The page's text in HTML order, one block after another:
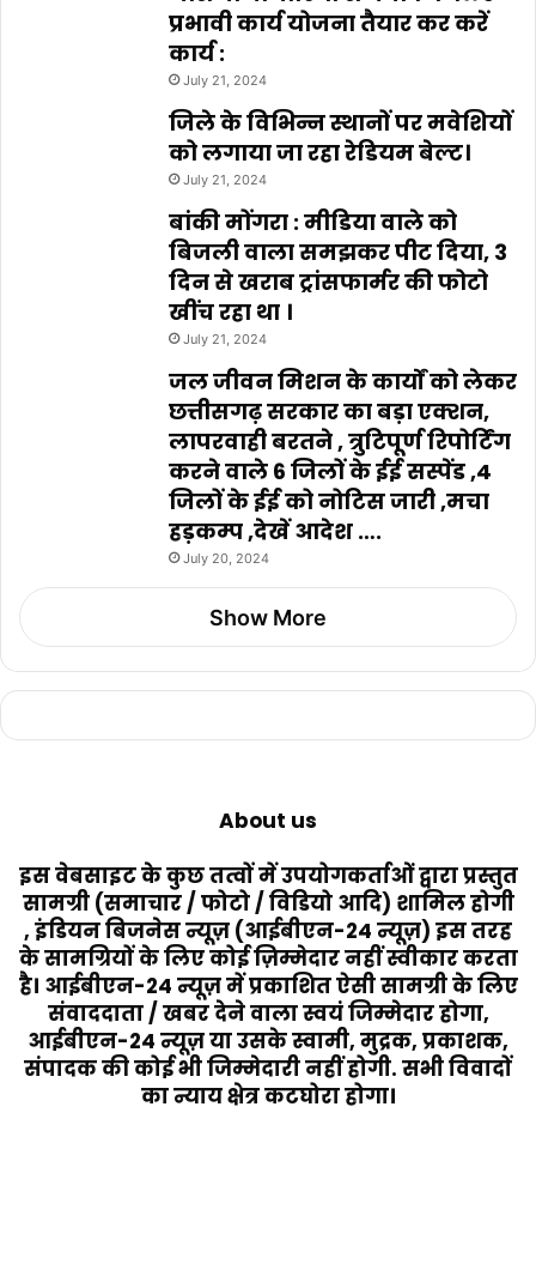
प्रभावी कार्य योजना तैयार कर करें
कार्य :
July 21, 2024
जिले के विभिन्न स्थानों पर मवेशियों
को लगाया जा रहा रेडियम बेल्ट।
July 21, 2024
बांकी मोंगरा : मीडिया वाले को
बिजली वाला समझकर पीट दिया, 3
दिन से खराब ट्रांसफार्मर की फोटो
खींच रहा था ।
July 21, 2024
जल जीवन मिशन के कार्यों को लेकर
छत्तीसगढ़ सरकार का बड़ा एक्शन,
लापरवाही बरतने , त्रुटिपूर्ण रिपोर्टिंग
करने वाले 6 जिलों के ईई सस्पेंड ,4
जिलों के ईई को नोटिस जारी ,मचा
हड़कम्प ,देखें आदेश ….
July 20, 2024
Show More
About us
इस वेबसाइट के कुछ तत्वों में उपयोगकर्ताओं द्वारा प्रस्तुत
सामग्री (समाचार / फोटो / विडियो आदि) शामिल होगी
, इंडियन बिजनेस न्यूज़ (आईबीएन-24 न्यूज़) इस तरह
के सामग्रियों के लिए कोई ज़िम्मेदार नहीं स्वीकार करता
है। आईबीएन-24 न्यूज़ में प्रकाशित ऐसी सामग्री के लिए
संवाददाता / खबर देने वाला स्वयं जिम्मेदार होगा,
आईबीएन-24 न्यूज़ या उसके स्वामी, मुद्रक, प्रकाशक,
संपादक की कोई भी जिम्मेदारी नहीं होगी. सभी विवादों
का न्याय क्षेत्र कटघोरा होगा।